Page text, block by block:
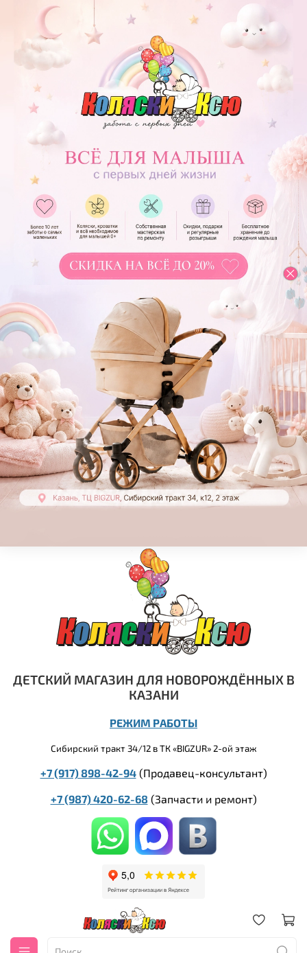
ДЕТСКИЙ МАГАЗИН ДЛЯ НОВОРОЖДЁННЫХ В
КАЗАНИ
РЕЖИМ РАБОТЫ
Сибирский тракт 34/12 в ТК «BIGZUR» 2-ой этаж
+7 (917) 898-42-94(Продавец-консультант)
+7 (987) 420-62-68 (Запчасти и ремонт)